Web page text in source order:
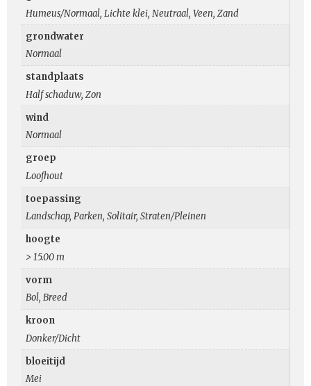
Humeus/Normaal, Lichte klei, Neutraal, Veen, Zand
grondwater
Normaal
standplaats
Half schaduw, Zon
wind
Normaal
groep
Loofhout
toepassing
Landschap, Parken, Solitair, Straten/Pleinen
hoogte
> 15.00 m
vorm
Bol, Breed
kroon
Donker/Dicht
bloeitijd
Mei